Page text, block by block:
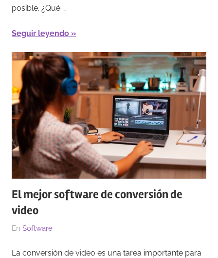
posible. ¿Qué …
Seguir leyendo
El mejor software de conversión de
video
El
Por
En Software
La conversión de video es una tarea importante para